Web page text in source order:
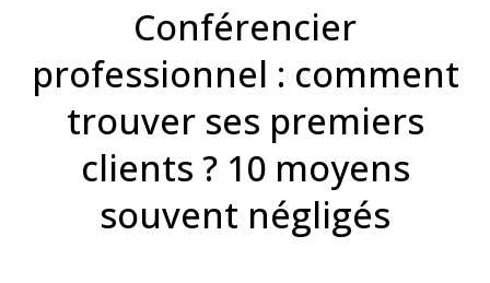
Conférencier
professionnel : comment
trouver ses premiers
clients ? 10 moyens
souvent négligés